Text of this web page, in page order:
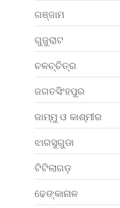
ଗଞ୍ଜାମ
ଗୁଜୁରାଟ
ଚଳଚ୍ଚିତ୍ର
ଜଗତସିଂହପୁର
ଜାମ୍ମୁ ଓ କାଶ୍ମୀର
ଝାରସୁଗୁଡା
ଟିଟିଲାଗଡ଼
ଢେଙ୍କାନାଳ